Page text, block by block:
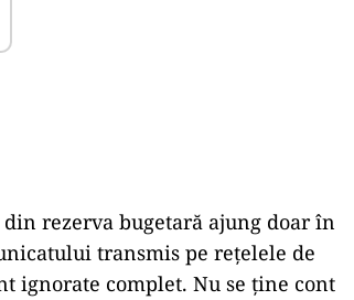
rezerva bugetară ajung doar în
transmis pe rețelele de
ignorate complet. Nu se ține cont